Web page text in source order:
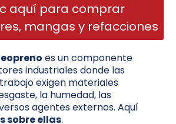
aquí para comprar
mangas y refacciones
es un componente
industriales donde las
exigen materiales
la humedad, las
agentes externos. Aquí
sobre ellas.